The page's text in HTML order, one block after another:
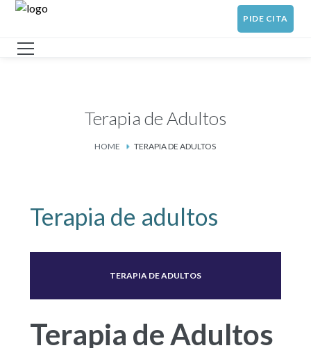
PIDE CITA
Terapia de Adultos
HOME TERAPIA DE ADULTOS
Terapia de adultos
TERAPIA DE ADULTOS
Terapia de Adultos